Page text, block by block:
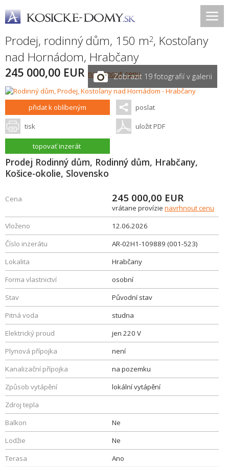
Prodej, rodinný dům, 150 m2, Kostoľany
nad Hornádom, Hrabčany
245 000,00 EUR navrhnout cenuZobrazit 19 fotografií v galerii
přidat k oblíbeným poslat
tisk uložit PDF
topovať inzerát
Prodej Rodinný dům, Rodinný dům, Hrabčany,
Košice-okolie, Slovensko
Cena 245 000,00 EUR
vrátane provízie navrhnout cenu
Vloženo
12.06.2026
Číslo inzerátu
AR-02H1-109889 (001-523)
Lokalita
Hrabčany
Forma vlastnictví
osobní
Stav
Původní stav
Pitná voda
studna
Elektrický proud
jen 220 V
Plynová přípojka
není
Kanalizační přípojka
na pozemku
Způsob vytápění
lokální vytápění
Zdroj tepla
Balkon
Ne
Lodžie
Ne
Terasa
Ano